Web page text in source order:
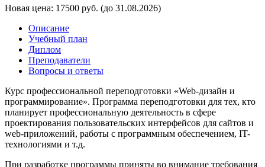
Новая цена: 17500 руб. (до 31.08.2026)
Описание
Учебный план
Диплом
Преподаватели
Вопросы и ответы
Курс профессиональной переподготовки «Web-дизайн и
программирование». Программа переподготовки для тех, кто
планирует профессиональную деятельность в сфере
проектирования пользовательских интерфейсов для сайтов и
web-приложений, работы с программным обеспечением, IT-
технологиями и т.д.
При разработке программы приняты во внимание требования